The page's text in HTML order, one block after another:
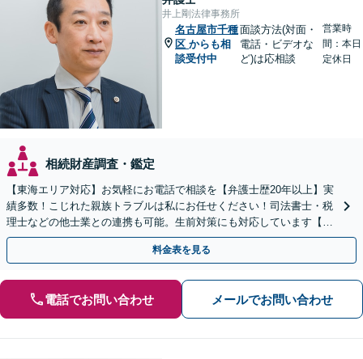
井上剛法律事務所
名古屋市千種
区 からも相
談受付中
面談方法(対面・
電話・ビデオな
ど)は応相談
営業時
間：本日
定休日
相続財産調査・鑑定
【東海エリア対応】お気軽にお電話で相談を【弁護士歴20年以上】実
績多数！こじれた親族トラブルは私にお任せください！司法書士・税
理士などの他士業との連携も可能。生前対策にも対応しています【夜
間・休日面談可】【完全個室・秘密厳守】
料金表を見る
電話でお問い合わせ メールでお問い合わせ